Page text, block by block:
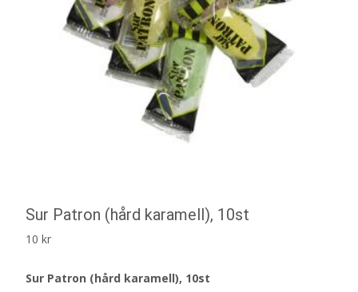
Sur Patron (hård karamell), 10st
10 kr
Sur Patron (hård karamell), 10st